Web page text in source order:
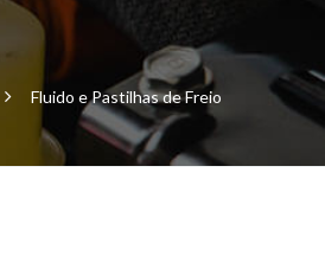
Fluido e Pastilhas de Freio